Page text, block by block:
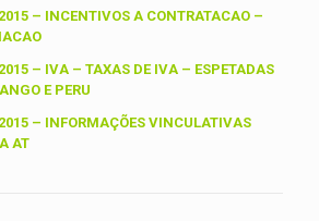
– INCENTIVOS A CONTRATACAO –
– IVA – TAXAS DE IVA – ESPETADAS
E PERU
– INFORMAÇÕES VINCULATIVAS
AT